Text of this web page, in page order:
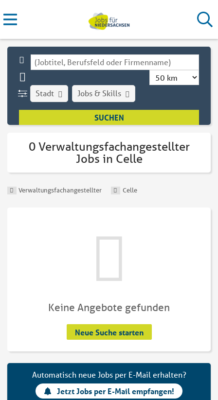
Stadt Jobs & Skills
0 Verwaltungsfachangestellter
Jobs in Celle
Verwaltungsfachangestellter Celle
Keine Angebote gefunden
Neue Suche starten
Automatisch neue Jobs per E-Mail erhalten?
Jetzt Jobs per E-Mail empfangen!